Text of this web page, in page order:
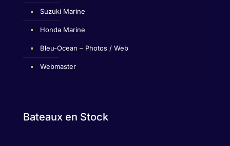
Suzuki Marine
Honda Marine
Bleu-Ocean – Photos / Web
Webmaster
Bateaux en Stock